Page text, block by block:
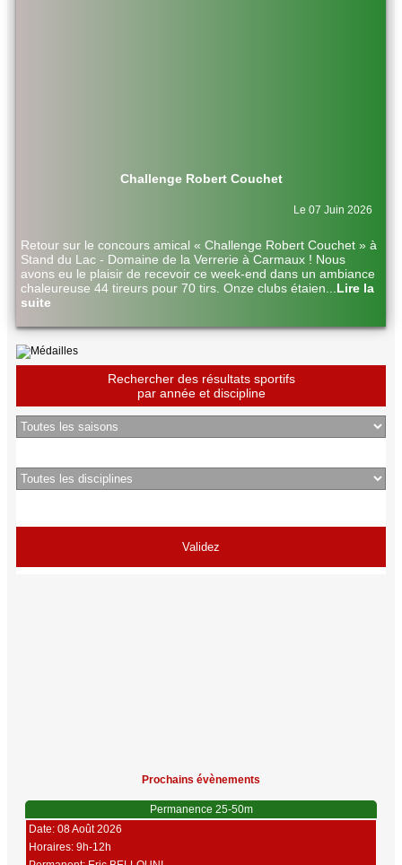
Challenge Robert Couchet
Le 07 Juin 2026
Retour sur le concours amical « Challenge Robert Couchet » à
Stand du Lac - Domaine de la Verrerie à Carmaux ! Nous
avons eu le plaisir de recevoir ce week-end dans un ambiance
chaleureuse 44 tireurs pour 70 tirs. Onze clubs étaien
Lire la
suite
Rechercher des résultats sportifs
par année et discipline
Prochains évènements
Permanence 25-50m
Date: 08 Août 2026
Horaires: 9h-12h